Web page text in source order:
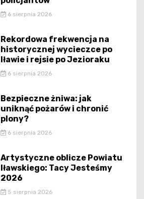
6 sierpnia 2026
Rekordowa frekwencja na
historycznej wycieczce po
Iławie i rejsie po Jezioraku
6 sierpnia 2026
Bezpieczne żniwa: jak
uniknąć pożarów i chronić
plony?
6 sierpnia 2026
Artystyczne oblicze Powiatu
Iławskiego: Tacy Jesteśmy
2026
5 sierpnia 2026